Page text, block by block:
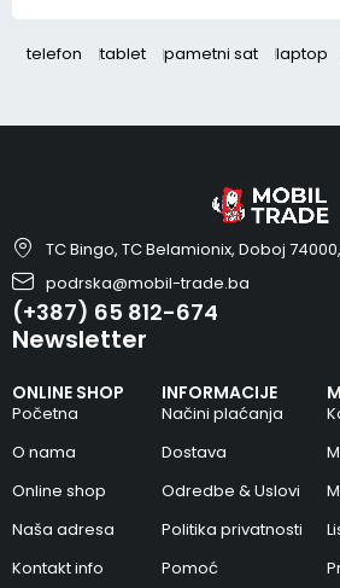
telefon tablet pametni sat laptop
TC Bingo, TC Belamionix, Doboj
podrska@mobil-trade.ba
(+387) 65 812-674
ONLINE SHOP
Početna
O nama
Online shop
Naša adresa
Kontakt info
INFORMACIJE
Načini plaćanja
Dostava
Odredbe & Uslovi
Politika privatnosti
Pomoć
Newsletter